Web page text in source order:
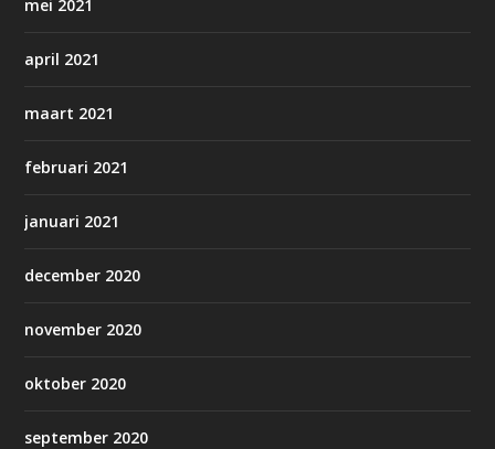
mei 2021
april 2021
maart 2021
februari 2021
januari 2021
december 2020
november 2020
oktober 2020
september 2020